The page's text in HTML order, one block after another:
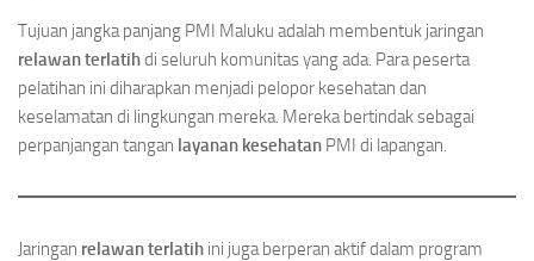
Tujuan jangka panjang PMI Maluku adalah membentuk jaringan
relawan terlatihdi seluruh komunitas yang ada. Para peserta
pelatihan ini diharapkan menjadi pelopor kesehatan dan
keselamatan di lingkungan mereka. Mereka bertindak sebagai
perpanjangan tangan layanan kesehatan PMI di lapangan.
Jaringan relawan terlatih ini juga berperan aktif dalam program